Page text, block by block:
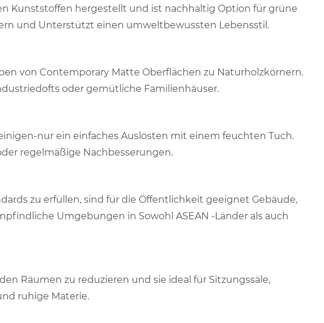
Kunststoffen hergestellt und ist nachhaltig Option für grüne
und Unterstützt einen umweltbewussten Lebensstil.
von Contemporary Matte Oberflächen zu Naturholzkörnern.
oder gemütliche Familienhäuser.
nur ein einfaches Auslösten mit einem feuchten Tuch.
regelmäßige Nachbesserungen.
zu erfüllen, sind für die Öffentlichkeit geeignet Gebäude,
Umgebungen in Sowohl ASEAN -Länder als auch
Räumen zu reduzieren und sie ideal für Sitzungssäle,
ruhige Materie.